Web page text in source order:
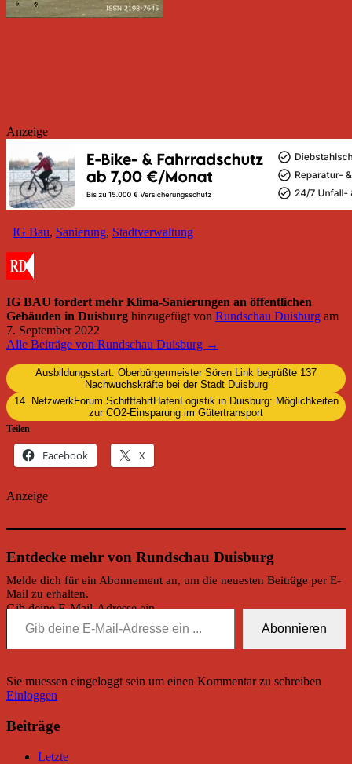
Anzeige
IG Bau, Sanierung, Stadtverwaltung
IG BAU fordert mehr Klima-Sanierungen an öffentlichen
Gebäuden in Duisburg hinzugefügt von Rundschau Duisburg am
7. September 2022
Alle Beiträge von Rundschau Duisburg →
Ausbildungsstart: Oberbürgermeister Sören Link begrüßte 137
Nachwuchskräfte bei der Stadt Duisburg
14. NetzwerkForum SchifffahrtHafenLogistik in Duisburg: Möglichkeiten
zur CO2-Einsparung im Gütertransport
Teilen
Facebook X
Anzeige
Entdecke mehr von Rundschau Duisburg
Melde dich für ein Abonnement an, um die neuesten Beiträge per E-
Mail zu erhalten.
Gib deine E-Mail-Adresse ein ...
Abonnieren
Sie muessen eingeloggt sein um einen Kommentar zu schreiben
Einloggen
Beiträge
Letzte